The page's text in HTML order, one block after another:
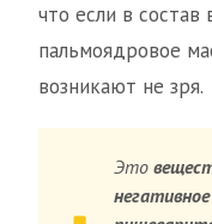
что если в
пальмоядровое
возникают не зря.
Это